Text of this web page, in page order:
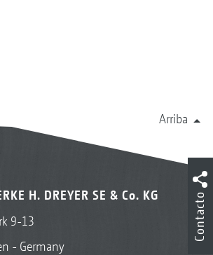
Arriba
H. DREYER SE & Co. KG
9-13
- Germany
Contacto